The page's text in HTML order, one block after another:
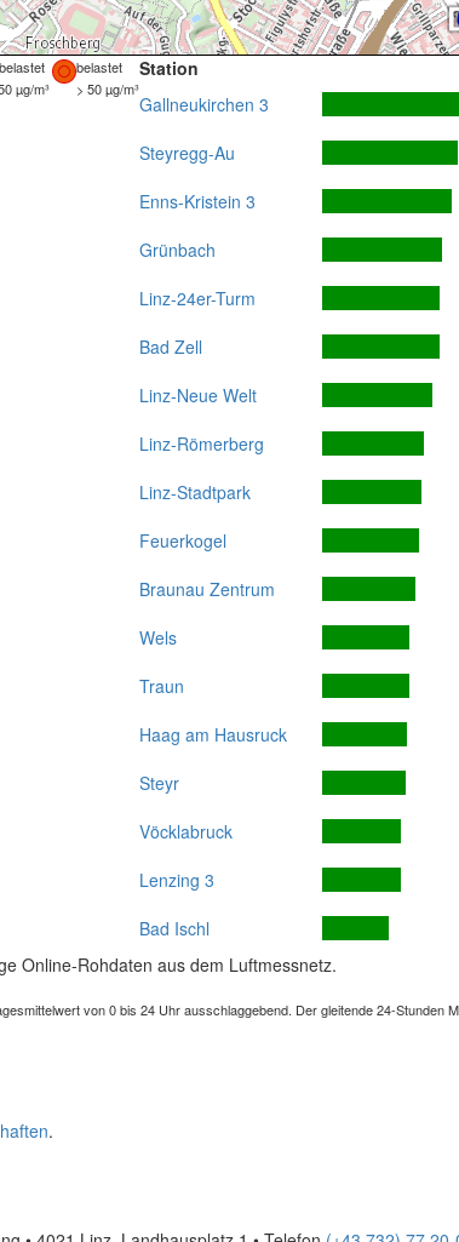
belastet
µg/m³ > 50 µg/m³
Station
Gallneukirchen 3
Steyregg-Au
Enns-Kristein 3
Grünbach
Linz-24er-Turm
Bad Zell
Linz-Neue Welt
Linz-Römerberg
Linz-Stadtpark
Feuerkogel
Braunau Zentrum
Wels
Traun
Haag am Hausruck
Steyr
Vöcklabruck
Lenzing 3
Bad Ischl
Online-Rohdaten aus dem Luftmessnetz.
von 0 bis 24 Uhr ausschlaggebend. Der gleitende 24-Stunden
.